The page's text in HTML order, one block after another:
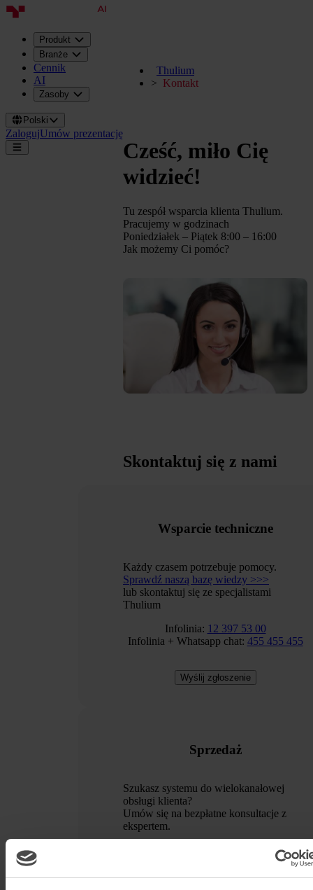
Produkt
Branże
Cennik
AI
Zasoby
Polski
ZalogujUmów prezentację
Thulium
Kontakt
Cześć, miło Cię
widzieć!
Tu zespół wsparcia klienta Thulium.
Pracujemy w godzinach
Poniedziałek – Piątek 8:00 – 16:00
Jak możemy Ci pomóc?
Skontaktuj się z nami
Wsparcie techniczne
Każdy czasem potrzebuje pomocy.
Sprawdź naszą bazę wiedzy >>>
lub skontaktuj się ze specjalistami
Thulium
Infolinia: 12 397 53 00
Infolinia + Whatsapp chat: 455 455 455
Wyślij zgłoszenie
Sprzedaż
Szukasz systemu do wielokanałowej
obsługi klienta?
Umów się na bezpłatne konsultacje z
ekspertem.